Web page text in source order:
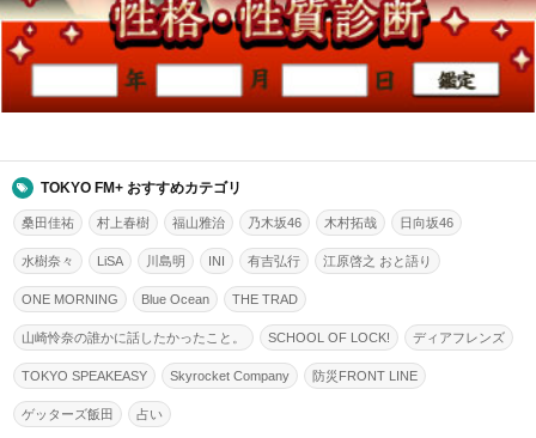
TOKYO FM+ おすすめカテゴリ
桑田佳祐 村上春樹 福山雅治 乃木坂46 木村拓哉 日向坂46
水樹奈々 LiSA 川島明 INI 有吉弘行 江原啓之 おと語り
ONE MORNING Blue Ocean THE TRAD
山崎怜奈の誰かに話したかったこと。 SCHOOL OF LOCK! ディアフレンズ
TOKYO SPEAKEASY Skyrocket Company 防災FRONT LINE
ゲッターズ飯田 占い